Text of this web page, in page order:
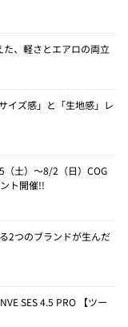
、軽さとエアロの両立
イズ感」と「生地感」レ
（土）〜8/2（日）COG
ト開催!!
2つのブランドが生んだ
SES 4.5 PRO 【ツー